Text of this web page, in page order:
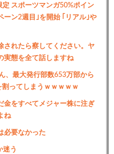
定 スポーツマンガ50%ポイン
ーン2週目｣を開始 ｢リアル｣や
されたら察してください。ヤ
実態を全て話しますね
、最大発行部数653万部から
ってしまうｗｗｗｗｗ
金をすべてメジャー株に注ぎ
ね
必要なかった
迷う